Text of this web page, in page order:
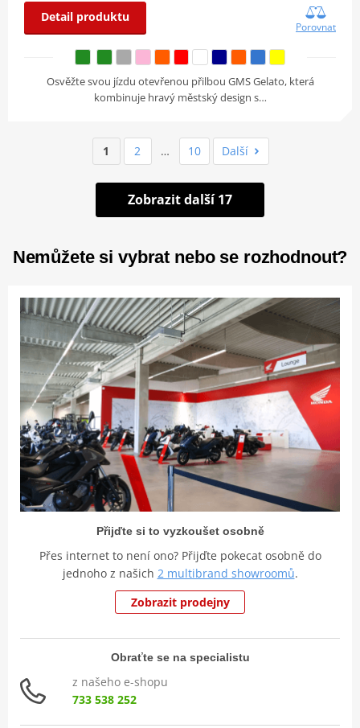
Detail produktu
Porovnat
Osvěžte svou jízdu otevřenou přilbou GMS Gelato, která
kombinuje hravý městský design s…
1 2 … 10 Další
Zobrazit další 17
Nemůžete si vybrat nebo se rozhodnout?
Přijďte si to vyzkoušet osobně
Přes internet to není ono? Přijďte pokecat osobně do
jednoho z našich 2 multibrand showroomů.
Zobrazit prodejny
Obraťte se na specialistu
z našeho e-shopu
733 538 252